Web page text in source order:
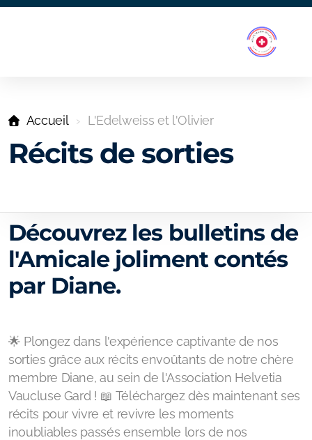
Accueil L'Edelweiss et l'Olivier
Récits de sorties
Découvrez les bulletins de
l'Amicale joliment contés
par Diane.
🌟 Plongez dans l'expérience captivante de nos
sorties grâce aux récits envoûtants de notre chère
membre Diane, au sein de l'Association Helvetia
Vaucluse Gard ! 📖 Téléchargez dès maintenant ses
récits pour vivre et revivre les moments
inoubliables passés ensemble lors de nos